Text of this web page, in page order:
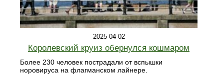
2025-04-02
Королевский круиз обернулся кошмаром
Более 230 человек пострадали от вспышки
норовируса на флагманском лайнере.